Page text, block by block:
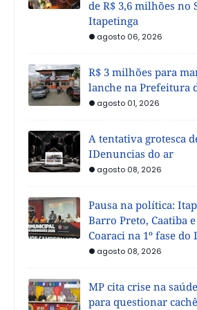
de R$ 3,6 milhões no
Itapetinga
agosto 06, 2026
R$ 3 milhões para
lanche na Prefeitura
agosto 01, 2026
A tentativa grotesca
IDenuncias do ar
agosto 08, 2026
Pausa na política:
Barro Preto, Caatiba
Coaraci na 1º fase
agosto 08, 2026
MP cita crise na
para questionar